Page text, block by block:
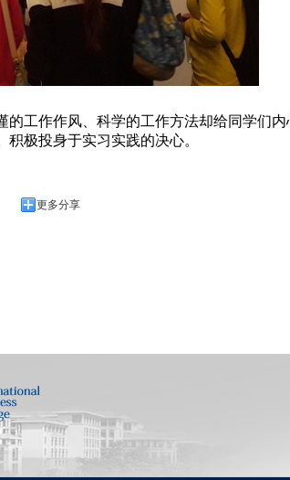
的工作作风、科学的工作方法却给同学们
极投身于实习实践的决心。
更多分享